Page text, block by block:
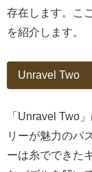
存在します。こ
を紹介します。
Unravel Two
「Unravel Two
リーが魅力のパ
ーは糸でできた